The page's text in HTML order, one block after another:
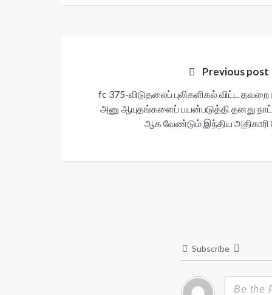
Previous post
fc 375-விடுதலைப் புலிகளிகல் விட்ட தவறை
அனு ஆயுதங்களைப் பயன்படுத்தி தனது
ஆக வேண்டும் இந்திய அதிகாரி
Subscribe